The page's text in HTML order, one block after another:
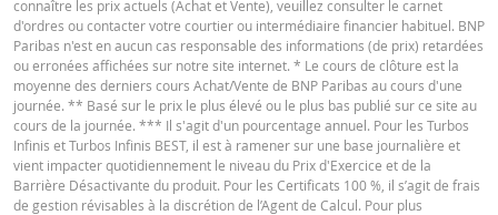
Prix du
produit
- -
La Borne Basse n'a jamais été
atteinte pendant la vie du
produit
Prix du
produit
- -
Français (France)
CONDITIONS DÉFINITIVES RÉSUMÉ
Français (France)
connaître les prix actuels (Achat et Vente), veuillez consulter le carnet
d'ordres ou contacter votre courtier ou intermédiaire financier habituel. BNP
Paribas n'est en aucun cas responsable des informations (de prix) retardées
ou erronées affichées sur notre site internet. * Le cours de clôture est la
moyenne des derniers cours Achat/Vente de BNP Paribas au cours d'une
journée. ** Basé sur le prix le plus élevé ou le plus bas publié sur ce site au
cours de la journée. *** Il s'agit d'un pourcentage annuel. Pour les Turbos
Infinis et Turbos Infinis BEST, il est à ramener sur une base journalière et
vient impacter quotidiennement le niveau du Prix d'Exercice et de la
Barrière Désactivante du produit. Pour les Certificats 100 %, il s’agit de frais
de gestion révisables à la discrétion de l’Agent de Calcul. Pour plus